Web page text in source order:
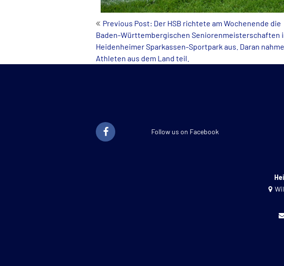
Beitrags-
Navigation
Previous Post: Der HSB richtete am Wochenende die
Baden-Württembergischen Seniorenmeisterschaften
Heidenheimer Sparkassen-Sportpark aus. Daran
Athleten aus dem Land teil.
Follow us on Facebook